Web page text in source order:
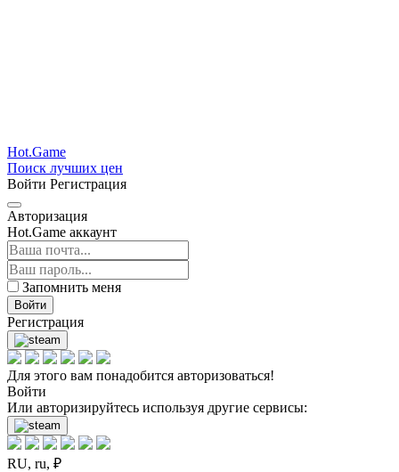
Hot.Game
Поиск лучших цен
Войти Регистрация
Авторизация
Hot.Game аккаунт
Запомнить меня
Войти
Регистрация
Для этого вам понадобится авторизоваться!
Войти
Или авторизируйтесь используя другие сервисы:
RU, ru, ₽